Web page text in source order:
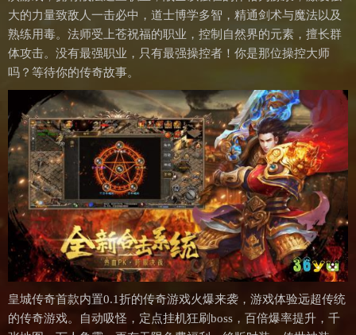
大的力量致敌人一击必中，道士博学多智，精通剑术与魔法以及
熟练用毒。法师受上苍祝福的职业，控制自然界的元素，擅长群
体攻击。没有最强职业，只有最强操控者！你是那位操控大师
吗？等待你的传奇故事。
皇城传奇首款内置0.1折的传奇游戏火爆来袭，游戏体验远超传统
的传奇游戏。自动吸怪，定点挂机狂刷boss，百倍爆率提升，千